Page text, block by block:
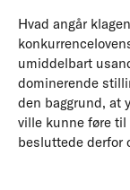
Hvad angår
umiddelbart
dominerende
den baggrund, at
ville kunne føre til
besluttede derfor